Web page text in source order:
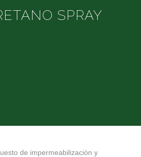
SPRAY
de impermeabilización y